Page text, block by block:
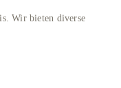
Wir bieten diverse